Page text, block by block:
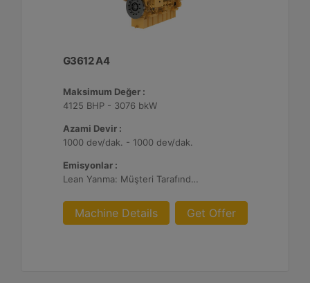
G3612 A4
Maksimum Değer :
4125 BHP - 3076 bkW
Azami Devir :
1000 dev/dak. - 1000 dev/dak.
Emisyonlar :
Lean Yanma: Müşteri Tarafından Sağlanan Atık Arıtma ile NSPS Saha Uyumluluğuna Sahiptir, 0,3 g ve 0,5 g/bhp-sa. NOx
Machine Details Get Offer